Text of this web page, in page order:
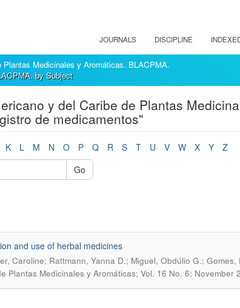
JOURNALS DISCIPLINE
Medicinales y Aromáticas. BLACPMA.
by Subject
y del Caribe de Plantas
de medicamentos"
K L M N O P Q R S T U V W X Y
Z
Go
and use of herbal medicines
Caroline; Rattmann, Yanna D.; Miguel, Obdúlio G.;
Plantas Medicinales y Aromáticas; Vol. 16 No. 6: November